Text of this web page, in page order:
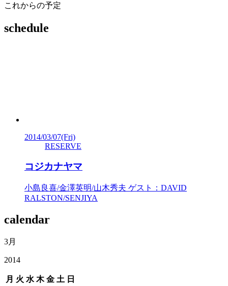
これからの予定
schedule
2014/03/07(Fri)
RESERVE
コジカナヤマ
小島良喜/金澤英明/山木秀夫 ゲスト：DAVID
RALSTON/SENJIYA
calendar
3月
2014
月 火 水 木 金 土 日